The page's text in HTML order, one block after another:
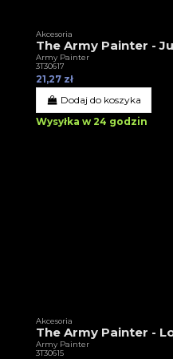
Akcesoria
The Army Painter -
Army Painter
3T30617
21,27 zł
Dodaj do koszyka
Wysyłka w 24 godzin
Akcesoria
The Army Painter -
Army Painter
3T30615